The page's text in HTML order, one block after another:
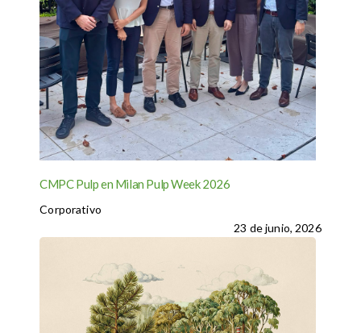
CMPC Pulp en Milan Pulp Week 2026
Corporativo
23 de junio, 2026